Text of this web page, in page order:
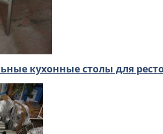
кухонные столы для